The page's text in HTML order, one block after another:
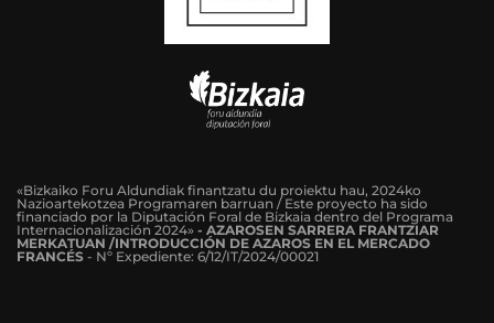
«Bizkaiko Foru Aldundiak finantzatu du proiektu hau, 2024ko
Nazioartekotzea Programaren barruan / Este proyecto ha sido
financiado por la Diputación Foral de Bizkaia dentro del Programa
Internacionalización 2024» - AZAROSEN SARRERA FRANTZIAR
MERKATUAN /INTRODUCCIÓN DE AZAROS EN EL MERCADO
FRANCÉS - Nº Expediente: 6/12/IT/2024/00021